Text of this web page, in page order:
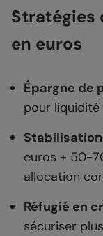
Stratégies
en euros
Épargne de
pour liquidité
euros + 50-
allocation
Réfugié en
sécuriser